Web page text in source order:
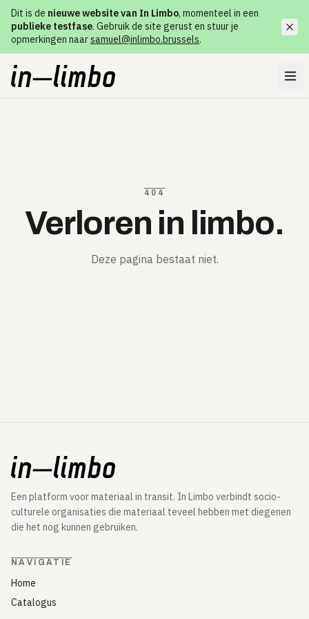
Dit is de nieuwe website van In Limbo, momenteel in een
publieke testfase. Gebruik de site gerust en stuur je
opmerkingen naarsamuel@inlimbo.brussels.
404
Verloren in limbo.
Deze pagina bestaat niet.
Een platform voor materiaal in transit. In Limbo verbindt socio-
culturele organisaties die materiaal teveel hebben met diegenen
die het nog kunnen gebruiken.
NAVIGATIE
Home
Catalogus